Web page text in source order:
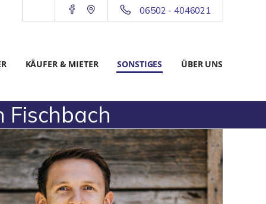
06502 - 4046021
KÄUFER & MIETER SONSTIGES ÜBER UNS
Fischbach